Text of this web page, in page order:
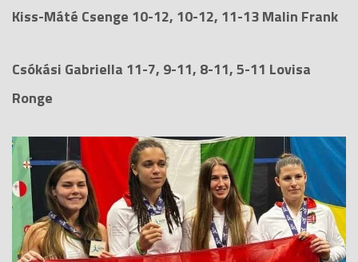
Kiss-Máté Csenge 10-12, 10-12, 11-13 Malin Frank
Csókási Gabriella 11-7, 9-11, 8-11, 5-11 Lovisa
Ronge